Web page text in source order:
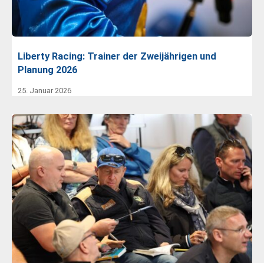
Liberty Racing: Trainer der Zweijährigen und
Planung 2026
25. Januar 2026